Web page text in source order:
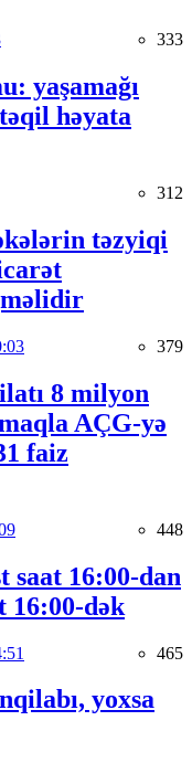
333
yaşamağı
həyata
312
təzyiqi
379
8 milyon
AÇG-yə
faiz
448
saat 16:00-dan
16:00-dək
465
yoxsa